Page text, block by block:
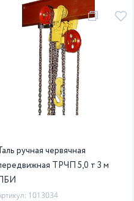
ручная червячная
ТРЧП 5,0 т 3 м
1013034